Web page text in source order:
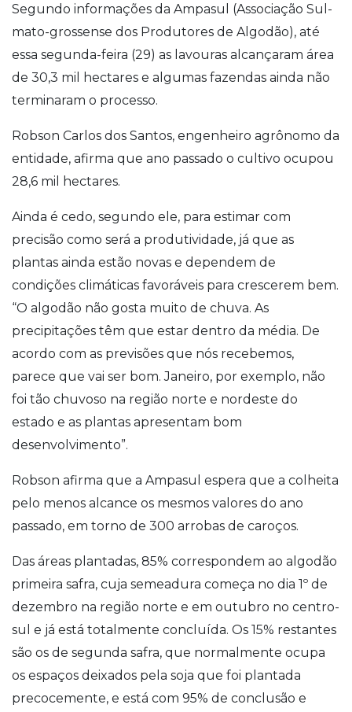
Segundo informações da Ampasul (Associação Sul-
mato-grossense dos Produtores de Algodão), até
essa segunda-feira (29) as lavouras alcançaram área
de 30,3 mil hectares e algumas fazendas ainda não
terminaram o processo.
Robson Carlos dos Santos, engenheiro agrônomo da
entidade, afirma que ano passado o cultivo ocupou
28,6 mil hectares.
Ainda é cedo, segundo ele, para estimar com
precisão como será a produtividade, já que as
plantas ainda estão novas e dependem de
condições climáticas favoráveis para crescerem bem.
“O algodão não gosta muito de chuva. As
precipitações têm que estar dentro da média. De
acordo com as previsões que nós recebemos,
parece que vai ser bom. Janeiro, por exemplo, não
foi tão chuvoso na região norte e nordeste do
estado e as plantas apresentam bom
desenvolvimento”.
Robson afirma que a Ampasul espera que a colheita
pelo menos alcance os mesmos valores do ano
passado, em torno de 300 arrobas de caroços.
Das áreas plantadas, 85% correspondem ao algodão
primeira safra, cuja semeadura começa no dia 1º de
dezembro na região norte e em outubro no centro-
sul e já está totalmente concluída. Os 15% restantes
são os de segunda safra, que normalmente ocupa
os espaços deixados pela soja que foi plantada
precocemente, e está com 95% de conclusão e